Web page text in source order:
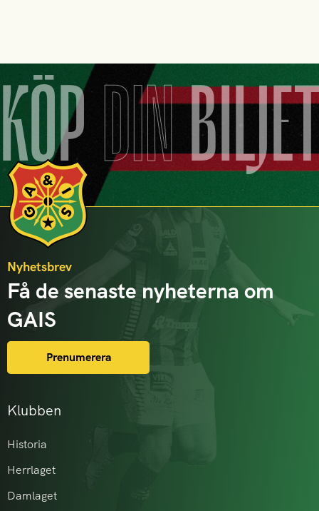
KÖPDIN
Klubben
Historia
Herrlaget
Damlaget
Nyhetsbrev
Få de senaste nyheterna om
GAIS
Prenumerera